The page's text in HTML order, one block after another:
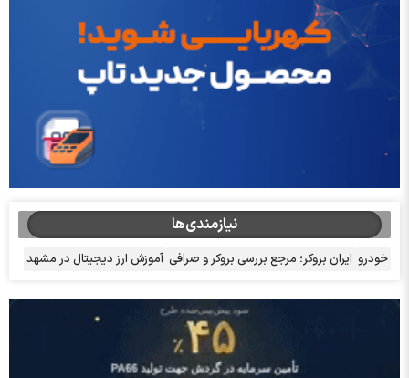
نیازمندی‌ها
خودرو ایران بروکر؛ مرجع بررسی بروکر و صرافی آموزش ارز دیجیتال در مشهد